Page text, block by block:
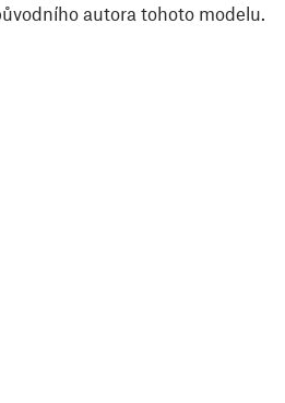
autora tohoto modelu.